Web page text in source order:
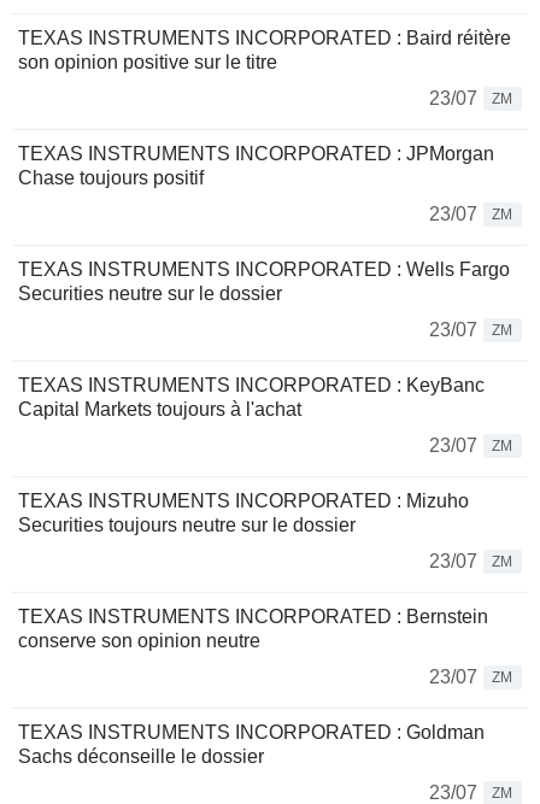
TEXAS INSTRUMENTS INCORPORATED : Baird réitère
son opinion positive sur le titre
23/07
ZM
TEXAS INSTRUMENTS INCORPORATED : JPMorgan
Chase toujours positif
23/07
ZM
TEXAS INSTRUMENTS INCORPORATED : Wells Fargo
Securities neutre sur le dossier
23/07
ZM
TEXAS INSTRUMENTS INCORPORATED : KeyBanc
Capital Markets toujours à l'achat
23/07
ZM
TEXAS INSTRUMENTS INCORPORATED : Mizuho
Securities toujours neutre sur le dossier
23/07
ZM
TEXAS INSTRUMENTS INCORPORATED : Bernstein
conserve son opinion neutre
23/07
ZM
TEXAS INSTRUMENTS INCORPORATED : Goldman
Sachs déconseille le dossier
23/07
ZM